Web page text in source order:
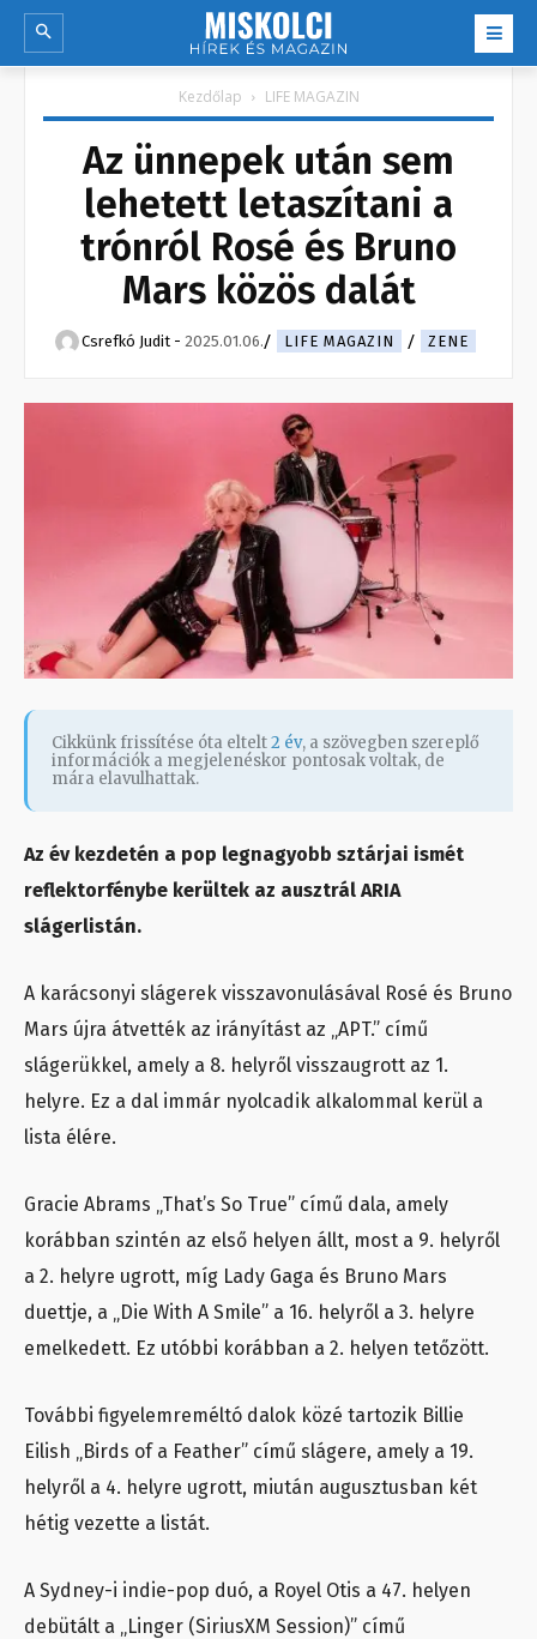
Kezdőlap LIFE MAGAZIN
Az ünnepek után sem
lehetett letaszítani a
trónról Rosé és Bruno
Mars közös dalát
Csrefkó Judit - 2025.01.06. LIFE MAGAZIN ZENE
Cikkünk frissítése óta eltelt2 év, a szövegben szereplő
információk a megjelenéskor pontosak voltak, de
mára elavulhattak.
Az év kezdetén a pop legnagyobb sztárjai ismét
reflektorfénybe kerültek az ausztrál ARIA
slágerlistán.
A karácsonyi slágerek visszavonulásával Rosé és Bruno
Mars újra átvették az irányítást az „APT.” című
slágerükkel, amely a 8. helyről visszaugrott az 1.
helyre. Ez a dal immár nyolcadik alkalommal kerül a
lista élére.
Gracie Abrams „That’s So True” című dala, amely
korábban szintén az első helyen állt, most a 9. helyről
a 2. helyre ugrott, míg Lady Gaga és Bruno Mars
duettje, a „Die With A Smile” a 16. helyről a 3. helyre
emelkedett. Ez utóbbi korábban a 2. helyen tetőzött.
További figyelemreméltó dalok közé tartozik Billie
Eilish „Birds of a Feather” című slágere, amely a 19.
helyről a 4. helyre ugrott, miután augusztusban két
hétig vezette a listát.
A Sydney-i indie-pop duó, a Royel Otis a 47. helyen
debütált a „Linger (SiriusXM Session)” című